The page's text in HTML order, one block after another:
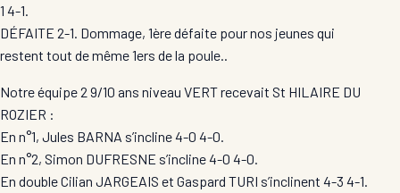
1 4-1.
DÉFAITE 2-1. Dommage, 1ère défaite pour nos jeunes qui
restent tout de même 1ers de la poule..
Notre équipe 2 9/10 ans niveau VERT recevait St HILAIRE DU
ROZIER :
En n°1, Jules BARNA s’incline 4-0 4-0.
En n°2, Simon DUFRESNE s’incline 4-0 4-0.
En double Cilian JARGEAIS et Gaspard TURI s’inclinent 4-3 4-1.